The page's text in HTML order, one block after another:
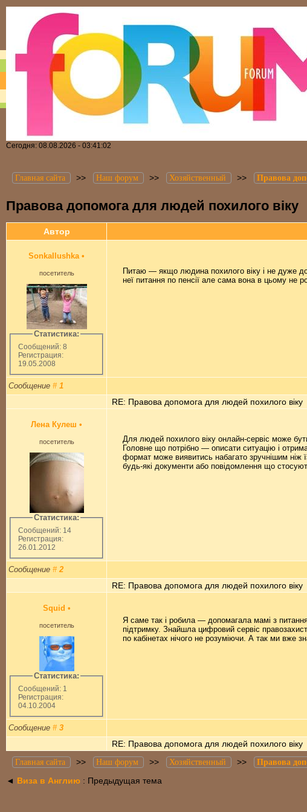
Сегодня: 08.08.2026 - 03:41:02
Главная сайта >> Наш форум >> Хозяйственный >> Правова
Правова допомога для людей похилого віку
Автор
SonkaIlushka •
посетитель
Статистика:
Сообщений: 8
Регистрация:
19.05.2008
Питаю — якщо людина похилого віку і не дуже
неї питання по пенсії але сама вона в цьому не
Сообщение # 1
RE: Правова допомога для людей похилого віку
Лена Кулеш •
посетитель
Статистика:
Сообщений: 14
Регистрация:
26.01.2012
Для людей похилого віку онлайн-сервіс може
Головне що потрібно — описати ситуацію і
формат може виявитись набагато зручнішим ніж
будь-які документи або повідомлення що
Сообщение # 2
RE: Правова допомога для людей похилого віку
Squid •
посетитель
Статистика:
Сообщений: 1
Регистрация:
04.10.2004
Я саме так і робила — допомагала мамі з
підтримку. Знайшла цифровий сервіс
по кабінетах нічого не розуміючи. А так ми вже
Сообщение # 3
RE: Правова допомога для людей похилого віку
Главная сайта >> Наш форум >> Хозяйственный >> Правова
◄ Виза в Англию : Предыдущая тема